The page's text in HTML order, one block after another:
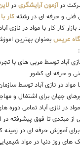
شرکت درآزمون آرایشگری در
فنی و حرفه ای در رشته کار
کار کار با مواد در نازی
عریس بعنوان بهترین
آباد توسط مربی های با
و حرفه ای کشور
مواد در نازی آباد توسط
جهان برای اشتغال و
در نازی آباد تمامی دوره
آموزش حرفه ای در زمینه
روز دنیا در مواد